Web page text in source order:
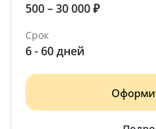
500 – 30 000 ₽
Срок
6 - 60 дней